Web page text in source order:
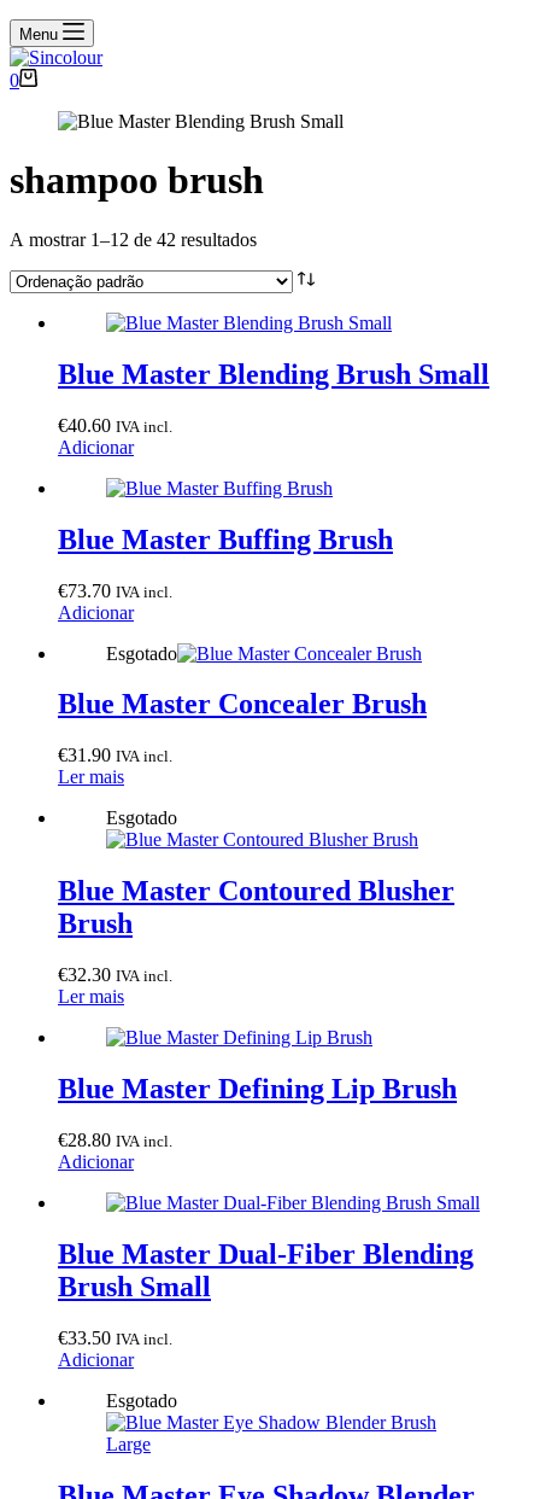
Menu
Carrinho
compras
0
shampoo brush
A mostrar 1–12 de 42 resultados
Blue Master Blending Brush Small
€40.60 IVA incl.
Adicionar
Blue Master Buffing Brush
€73.70 IVA incl.
Adicionar
Esgotado
Blue Master Concealer Brush
€31.90 IVA incl.
Ler mais
Esgotado
Blue Master Contoured Blusher
Brush
€32.30 IVA incl.
Ler mais
Blue Master Defining Lip Brush
€28.80 IVA incl.
Adicionar
Blue Master Dual-Fiber Blending
Brush Small
€33.50 IVA incl.
Adicionar
Esgotado